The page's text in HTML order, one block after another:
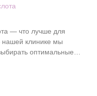
— что лучше для
клинике мы
оптимальные